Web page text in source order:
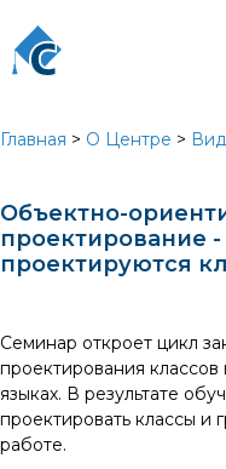
Главная > О Центре >
Объектно-
проектирование -
проектируются
Семинар откроет цикл
проектирования
языках. В результате
проектировать классы и
работе.